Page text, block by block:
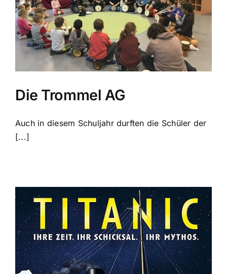
Die Trommel AG
Auch in diesem Schuljahr durften die Schüler der
[...]